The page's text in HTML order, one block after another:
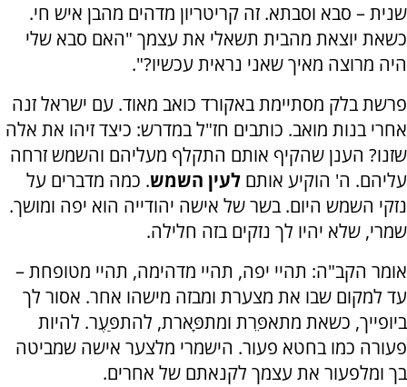
שנית – סבא וסבתא. זה קריטריון מדהים מהבן איש חי.
כשאת יוצאת מהבית תשאלי את עצמך "האם סבא שלי
היה מרוצה מאיך שאני נראית עכשיו?".
פרשת בלק מסתיימת באקורד כואב מאוד. עם ישראל זנה
אחרי בנות מואב. כותבים חז"ל במדרש: כיצד זיהו את אלה
שזנו? הענן שהקיף אותם התקלף מעליהם והשמש זרחה
עליהם. ה' הוקיע אותם לעין השמש. כמה מדברים על
נזקי השמש היום. בשר של אישה יהודייה הוא יפה ומושך.
שמרי, שלא יהיו לך נזקים בזה חלילה.
אומר הקב"ה: תהיי יפה, תהיי מדהימה, תהיי מטופחת –
עד למקום שבו את מצערת ומבזה מישהו אחר. אסור לך
ביופייך, כשאת מתאפֵּרת ומתפָּארת, להתפַּעֶר. להיות
פעורה כמו בחטא פעור. הישמרי מלצער אישה שמביטה
בך ומלפעור את עצמך לקנאתם של אחרים.